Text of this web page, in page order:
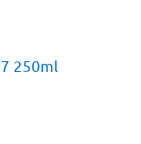
250ml